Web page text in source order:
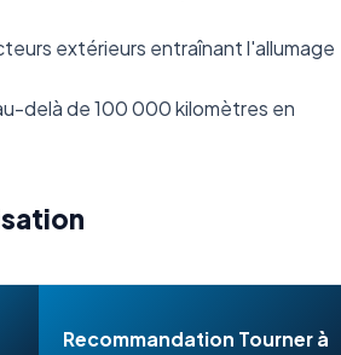
extérieurs entraînant l'allumage
delà de 100 000 kilomètres en
Recommandation Tourner à